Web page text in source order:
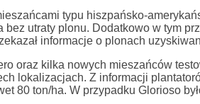
typu hiszpańsko-
bez utraty plonu. Dodatkowo w tym
informacje o plonach
oraz kilka nowych mieszańców
lokalizacjach. Z informacji
80 ton/ha. W przypadku Glorioso